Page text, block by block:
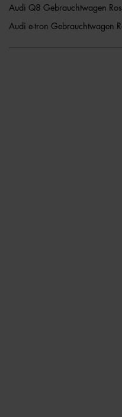
Audi Q8 Gebrauchtwagen
Audi e-tron Gebrauchtwagen